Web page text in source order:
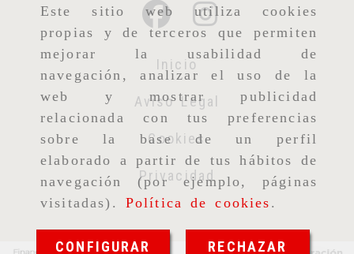
Este sitio web utiliza cookies
propias y de terceros que permiten
mejorar la usabilidad de
navegación, analizar el uso de la
web y mostrar publicidad
relacionada con tus preferencias
sobre la base de un perfil
elaborado a partir de tus hábitos de
navegación (por ejemplo, páginas
visitadas). Política de cookies .
CONFIGURAR RECHAZAR
Inicio
Aviso Legal
Cookies
Privacidad